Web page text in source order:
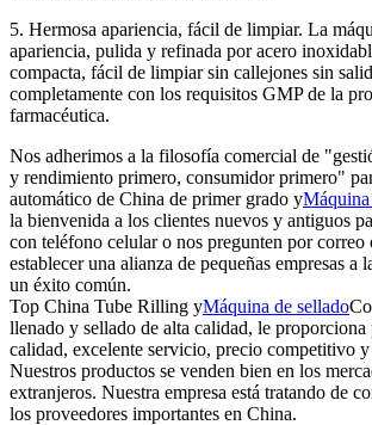
5. Hermosa apariencia, fácil de limpiar. La
apariencia, pulida y refinada por acero
compacta, fácil de limpiar sin callejones sin
completamente con los requisitos GMP de la
farmacéutica.
Nos adherimos a la filosofía comercial de
y rendimiento primero, consumidor primero"
automático de China de primer grado y
la bienvenida a los clientes nuevos y antiguos
con teléfono celular o nos pregunten por correo
establecer una alianza de pequeñas empresas a
un éxito común.
Top China Tube Rilling yMáquina de sellado
llenado y sellado de alta calidad, le proporciona
calidad, excelente servicio, precio competitivo y
Nuestros productos se venden bien en los
extranjeros. Nuestra empresa está tratando de
los proveedores importantes en China.